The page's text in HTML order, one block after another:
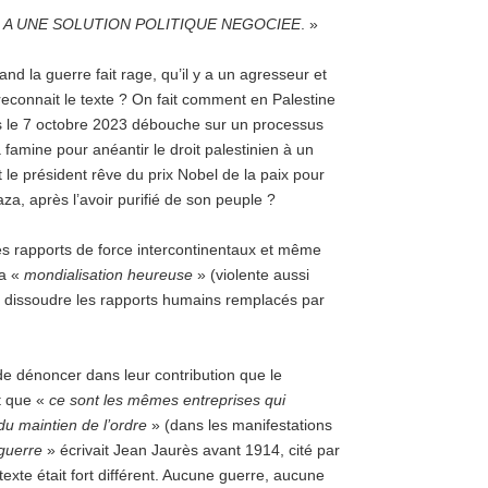
UNE SOLUTION POLITIQUE NEGOCIEE. »
la guerre fait rage, qu’il y a un agresseur et
le texte ? On fait comment en Palestine
7 octobre 2023 débouche sur un processus
famine pour anéantir le droit palestinien à un
président rêve du prix Nobel de la paix pour
après l’avoir purifié de son peuple ?
rapports de force intercontinentaux et même
« mondialisation heureuse » (violente aussi
les rapports humains remplacés par
dénoncer dans leur contribution que le
« ce sont les mêmes entreprises qui
maintien de l’ordre » (dans les manifestations
» écrivait Jean Jaurès avant 1914, cité par
était fort différent. Aucune guerre, aucune